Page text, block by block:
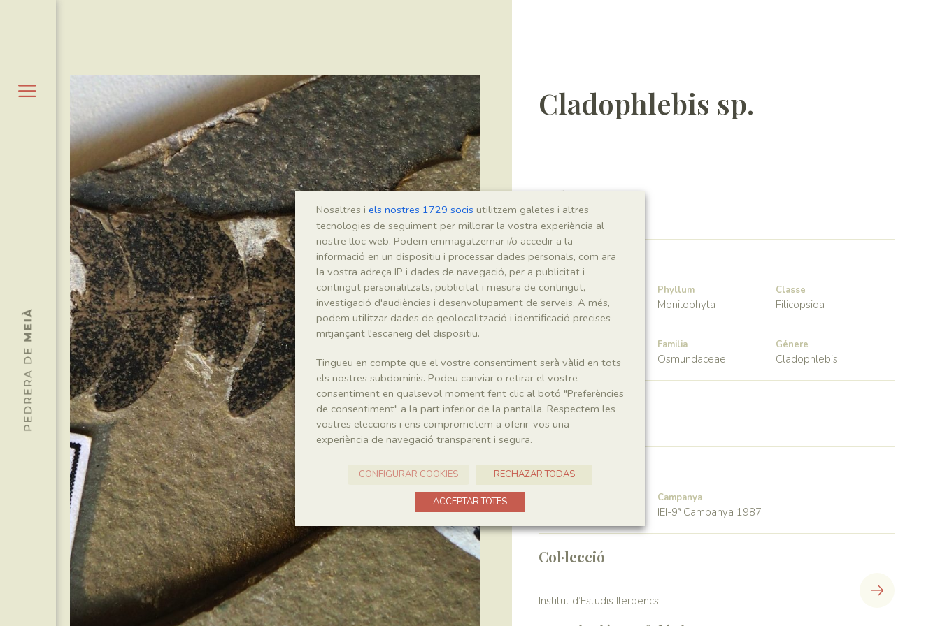
Cladophlebis sp.
Sigla
IEI-2063
Taxonomia
Regne
Plantae
Phyllum
Monilophyta
Classe
Filicopsida
Filicales
Familia
Osmundaceae
Génere
Cladophlebis
Localitat
La Cabroa
Recol·lecció
Campanya
IEI-9ª Campanya 1987
Col·lecció
Institut d’Estudis Ilerdencs
Nosaltres i els nostres 1729 socis utilitzem galetes i altres
tecnologies de seguiment per millorar la vostra experiència al
nostre lloc web. Podem emmagatzemar i/o accedir a la
informació en un dispositiu i processar dades personals, com ara
la vostra adreça IP i dades de navegació, per a publicitat i
contingut personalitzats, publicitat i mesura de contingut,
investigació d'audiències i desenvolupament de serveis. A més,
podem utilitzar dades de geolocalització i identificació precises
mitjançant l'escaneig del dispositiu.
Tingueu en compte que el vostre consentiment serà vàlid en tots
els nostres subdominis. Podeu canviar o retirar el vostre
consentiment en qualsevol moment fent clic al botó "Preferències
de consentiment" a la part inferior de la pantalla. Respectem les
vostres eleccions i ens comprometem a oferir-vos una
experiència de navegació transparent i segura.
CONFIGURAR COOKIES RECHAZAR TODAS
ACCEPTAR TOTES